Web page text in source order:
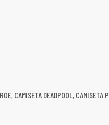
, CAMISETA DEADPOOL, CAMISETA